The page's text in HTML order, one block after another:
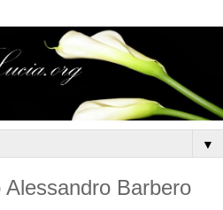
▼
Barbero